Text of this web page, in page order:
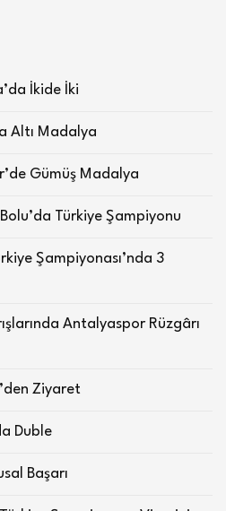
İkide İki
Altı Madalya
Gümüş Madalya
Türkiye Şampiyonu
Şampiyonası’nda 3
Antalyaspor Rüzgârı
Ziyaret
Duble
Başarı